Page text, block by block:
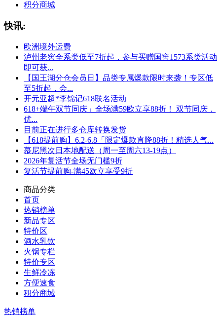
积分商城
快讯:
欧洲境外运费
泸州老窖全系类低至7折起，参与买赠国窖1573系类活动
即可获...
【国王湖分仓会员日】品类专属爆款限时来袭！专区低
至5折起，会...
开元亚超*李锦记618联名活动
618+端午双节同庆」全场满59欧立享88折！ 双节同庆，
优...
目前正在进行多仓库转换发货
【618提前购】6.2-6.8「限定爆款直降88折！精选人气...
慕尼黑次日本地配送（周一至周六13-19点）
2026年复活节全场无门槛9折
复活节提前购-满45欧立享受9折
商品分类
首页
热销榜单
新品专区
特价区
酒水乳饮
火锅专栏
特价专区
生鲜冷冻
方便速食
积分商城
热销榜单